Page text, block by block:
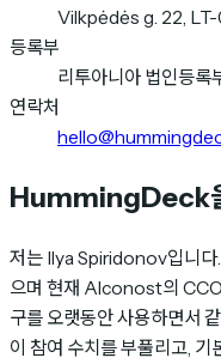
Vilkpėdės g. 22,
등록부
리투아니아 법인등록
연락처
HummingDeck
저는 Ilya Spiridonov입니다
으며 현재 Alconost의 CCO
구를 오랫동안 사용하면서
이 참여 수치를 부풀리고, 기